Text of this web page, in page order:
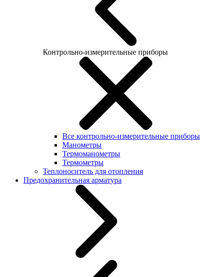
Контрольно-измерительные приборы
Все контрольно-измерительные приборы
Манометры
Термоманометры
Термометры
Теплоноситель для отопления
Предохранительная арматура